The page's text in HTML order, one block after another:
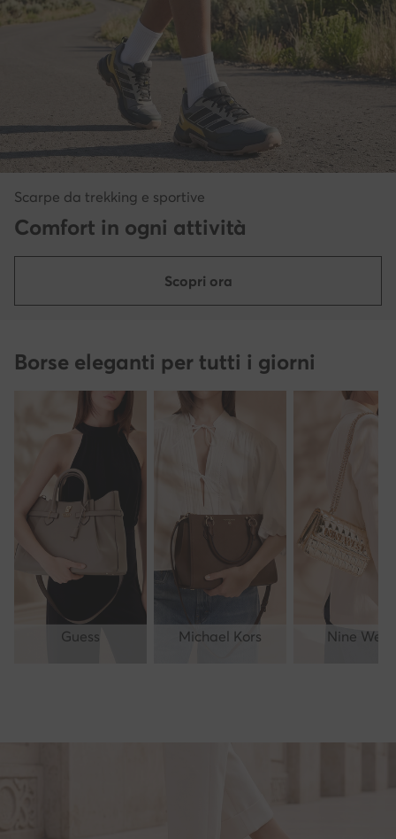
Scarpe da trekking e sportive
Comfort in ogni attività
Scopri ora
Borse eleganti per tutti i giorni
Guess Michael Kors Nine West